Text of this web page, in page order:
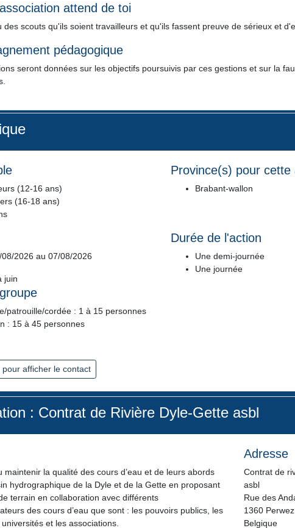
attend de toi
des scouts qu'ils soient travailleurs et qu'ils fassent preuve de sérieux et
pédagogique
seront données sur les objectifs poursuivis par ces gestions et sur la
(12-16 ans)
(16-18 ans)
Province(s) pour cette
Brabant-wallon
08/2026 au 07/08/2026
juin
Durée de l'action
Une demi-journée
Une journée
patrouille/cordée : 1 à 15 personnes
: 15 à 45 personnes
pour afficher le contact
: Contrat de Rivière Dyle-Gette asbl
maintenir la qualité des cours d’eau et de leurs abords
hydrographique de la Dyle et de la Gette en proposant
terrain en collaboration avec différents
des cours d’eau que sont : les pouvoirs publics, les
et les associations.
Adresse
Contrat de
asbl
Rue des
1360 Perwez
Belgique